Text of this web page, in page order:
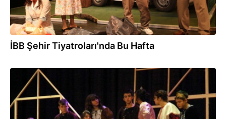
İBB Şehir Tiyatroları'nda Bu Hafta
23.01.2013